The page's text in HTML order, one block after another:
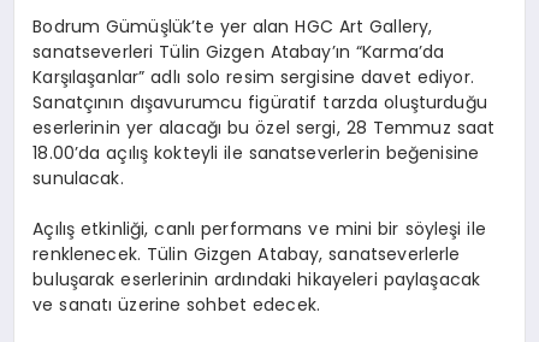
Bodrum Gümüşlük’te yer alan HGC Art Gallery,
sanatseverleri Tülin Gizgen Atabay’ın “Karma’da
Karşılaşanlar” adlı solo resim sergisine davet ediyor.
Sanatçının dışavurumcu figüratif tarzda oluşturduğu
eserlerinin yer alacağı bu özel sergi, 28 Temmuz saat
18.00’da açılış kokteyli ile sanatseverlerin beğenisine
sunulacak.
Açılış etkinliği, canlı performans ve mini bir söyleşi ile
renklenecek. Tülin Gizgen Atabay, sanatseverlerle
buluşarak eserlerinin ardındaki hikayeleri paylaşacak
ve sanatı üzerine sohbet edecek.